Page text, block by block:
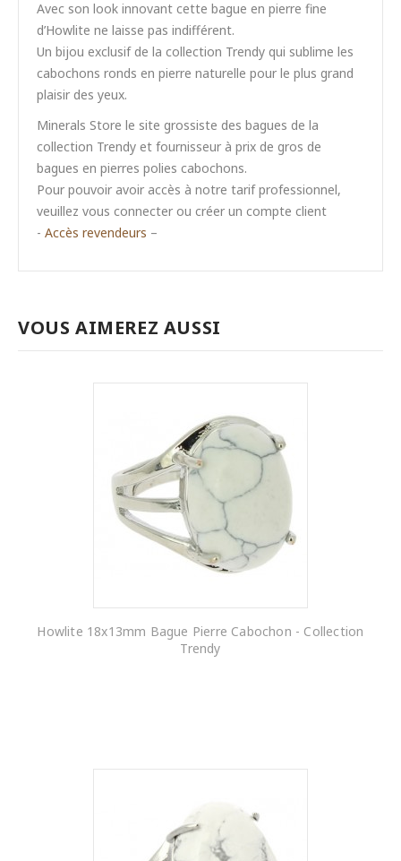
Avec son look innovant cette bague en pierre fine
d’Howlite ne laisse pas indifférent.
Un bijou exclusif de la collection Trendy qui sublime les
cabochons ronds en pierre naturelle pour le plus grand
plaisir des yeux.
Minerals Store le site grossiste des bagues de la
collection Trendy et fournisseur à prix de gros de
bagues en pierres polies cabochons.
Pour pouvoir avoir accès à notre tarif professionnel,
veuillez vous connecter ou créer un compte client
- Accès revendeurs –
VOUS AIMEREZ AUSSI
Howlite 18x13mm Bague Pierre Cabochon - Collection
Trendy